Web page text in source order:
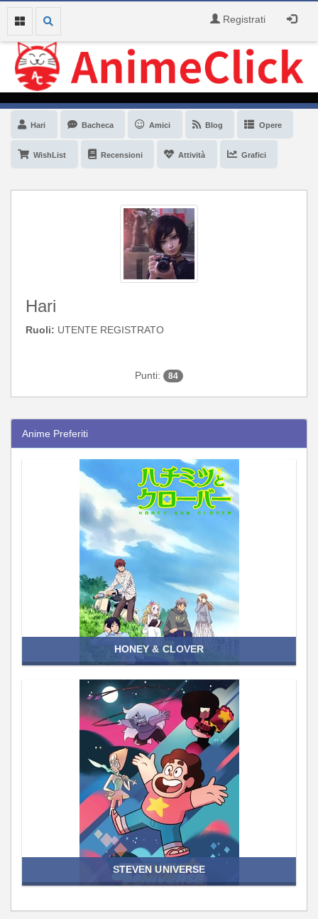
Registrati
Hari Bacheca Amici Blog Opere
WishList Recensioni Attività Grafici
Hari
Ruoli: UTENTE REGISTRATO
Punti: 84
Anime Preferiti
HONEY & CLOVER
STEVEN UNIVERSE